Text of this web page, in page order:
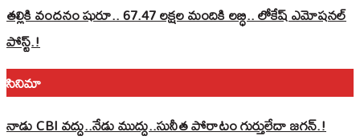
తల్లికి వందనం షురూ.. 67.47 లక్షల మందికి లబ్ధి.. లోకేష్‌ ఎమోషనల్
పోస్ట్‌.!
సినిమా
నాడు CBI వద్దు..నేడు ముద్దు..సునీత పోరాటం గుర్తులేదా జగన్.!